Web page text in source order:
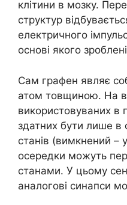
клітини в мозку.
структур
електричного
основі якого
Сам графен являє
атом товщиною. На
використовуваних в
здатних бути лише в
станів (вимкнений –
осередки можуть
станами. У цьому
аналогові синапси